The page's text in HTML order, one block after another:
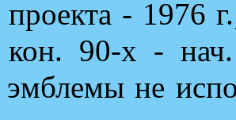
проекта - 1976
кон. 90-х -
эмблемы не